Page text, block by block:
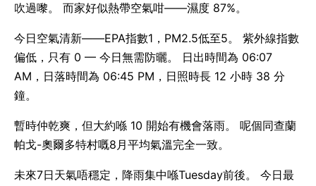
吹過嚟。 而家好似熱帶空氣咁——濕度 87%。
今日空氣清新——EPA指數1，PM2.5低至5。 紫外線指數
偏低，只有 0 — 今日無需防曬。 日出時間為 06:07
AM，日落時間為 06:45 PM，日照時長 12 小時 38 分
鐘。
暫時仲乾爽，但大約喺 10 開始有機會落雨。 呢個同查蘭
帕戈-奧爾多特村嘅8月平均氣溫完全一致。
未來7日天氣唔穩定，降雨集中喺Tuesday前後。 今日最